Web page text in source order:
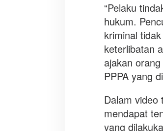
“Pelaku
hukum.
kriminal
keterlibatan
ajakan
PPPA yang
Dalam video
mendapat
yang